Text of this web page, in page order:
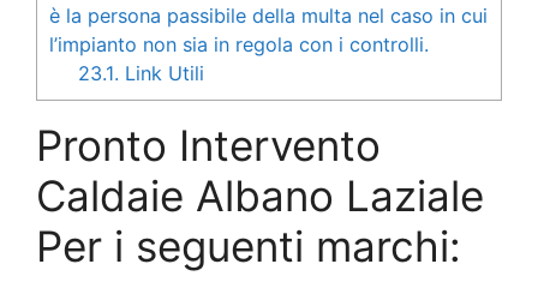
è la persona passibile della multa nel caso in cui
l’impianto non sia in regola con i controlli.
23.1. Link Utili
Pronto Intervento
Caldaie Albano Laziale
Per i seguenti marchi: